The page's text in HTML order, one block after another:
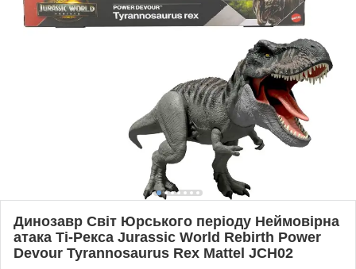
Динозавр Світ Юрського періоду Неймовірна
атака Ті-Рекса Jurassic World Rebirth Power
Devour Tyrannosaurus Rex Mattel JCH02